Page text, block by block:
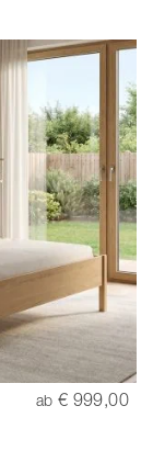
ab € 999,00